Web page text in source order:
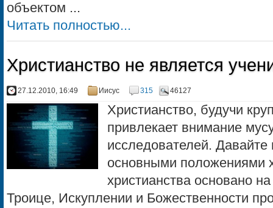
объектом ...
Читать полностью...
Христианство не является
27.12.2010, 16:49 Иисус 315 46127
Христианство, будучи
привлекает внимание
исследователей.
основными положениями
христианства основано
Троице, Искуплении и Божественности